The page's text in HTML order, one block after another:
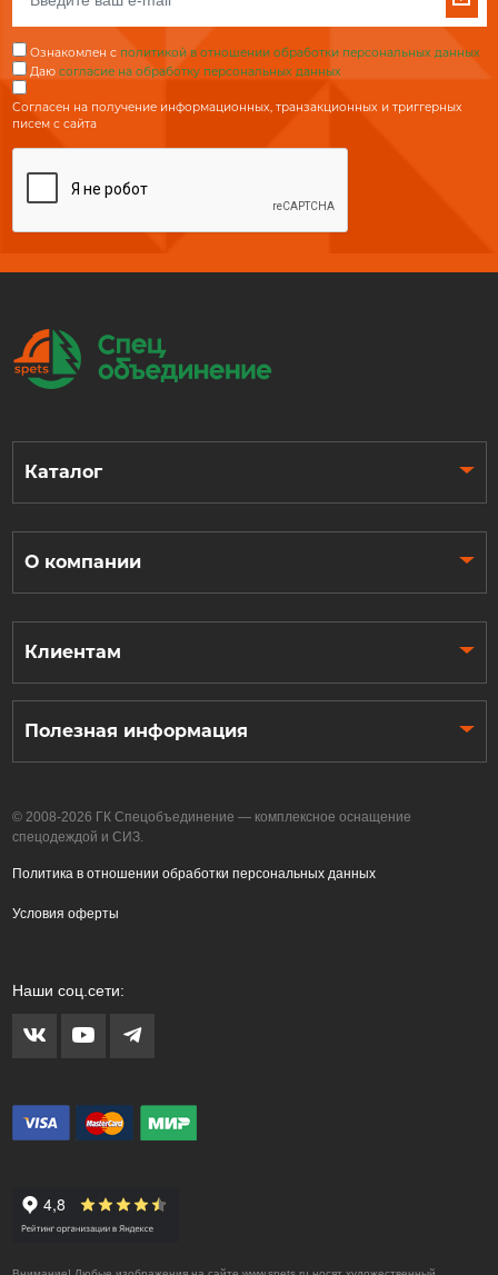
Ознакомлен с политикой в отношении обработки персональных данных
Даю согласие на обработку персональных данных
Согласен на получение информационных, транзакционных и триггерных
писем с сайта
Каталог
О компании
Клиентам
Полезная информация
© 2008-2026 ГК Спецобъединение — комплексное оснащение
спецодеждой и СИЗ.
Политика в отношении обработки персональных данных
Условия оферты
Наши соц.сети: